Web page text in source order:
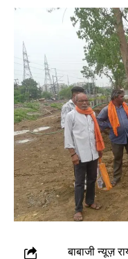
बाबाजी न्यूज़